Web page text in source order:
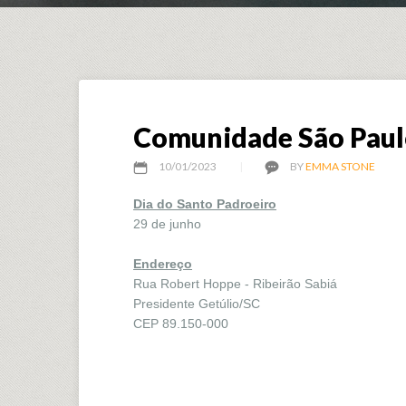
Comunidade São
10/01/2023 BYEMMA STONE
Dia do Santo Padroeiro
29 de junho
Endereço
Rua Robert Hoppe - Ribeirão Sabiá
Presidente Getúlio/SC
CEP 89.150-000